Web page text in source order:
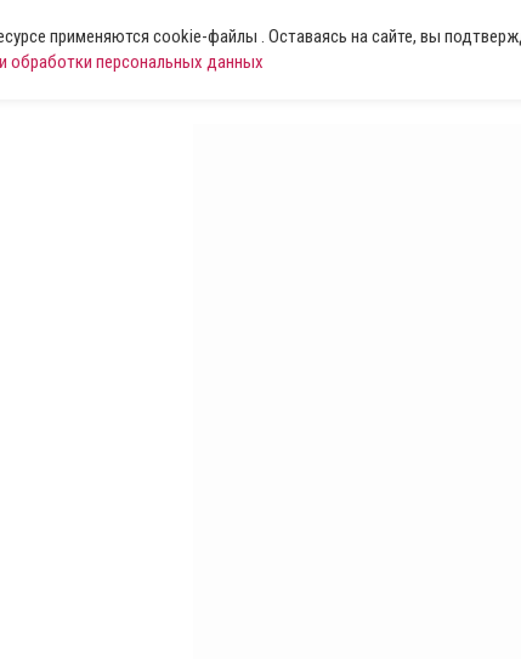
применяются cookie-файлы . Оставаясь на сайте, вы
обработки персональных данных